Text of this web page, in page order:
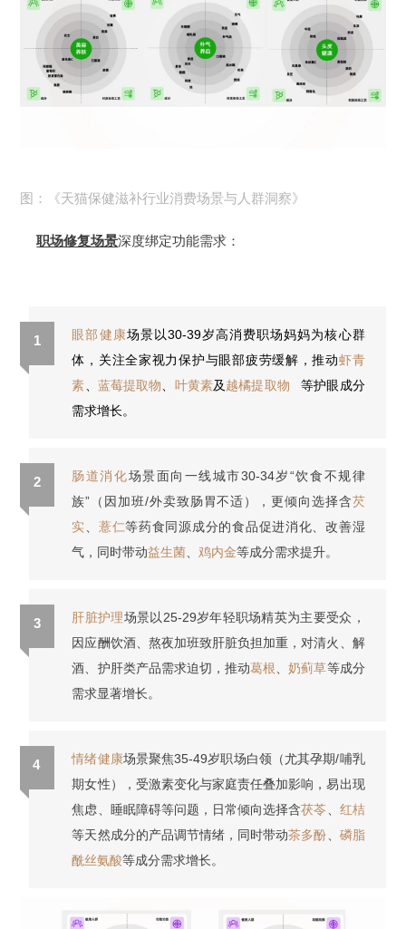
图：《天猫保健滋补行业消费场景与人群洞察》
职场修复场景深度绑定功能需求：
1 眼部健康场景以30-39岁高消费职场妈妈为核心群
体，关注全家视力保护与眼部疲劳缓解，推动虾青
素、 蓝莓提取物、 叶黄素及越橘提取物
等护眼成分
需求增长。
2 肠道消化场景面向一线城市30-34岁“饮食不规律
族”（因加班/外卖致肠胃不适），更倾向选择含芡
实、 薏仁等药食同源成分的食品促进消化、改善湿
气，同时带动益生菌、鸡内金等成分需求提升。
3 肝脏护理场景以25-29岁年轻职场精英为主要受众，
因应酬饮酒、熬夜加班致肝脏负担加重，对清火、解
酒、护肝类产品需求迫切，推动葛根、奶蓟草等成分
需求显著增长。
4 情绪健康场景聚焦35-49岁职场白领（尤其孕期/哺乳
期女性），受激素变化与家庭责任叠加影响，易出现
焦虑、睡眠障碍等问题，日常倾向选择含茯苓、 红桔
等天然成分的产品调节情绪，同时带动茶多酚、 磷脂
酰丝氨酸等成分需求增长。